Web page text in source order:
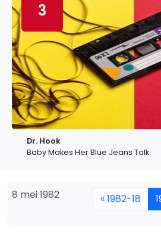
3
Dr. Hook
Baby Makes Her Blue Jeans Talk
8 mei 1982 « 1982-18